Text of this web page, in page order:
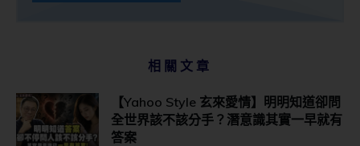
相關文章
【Yahoo Style 玄來愛情】明明知道卻問
全世界該不該分手？潛意識其實一早就有
答案